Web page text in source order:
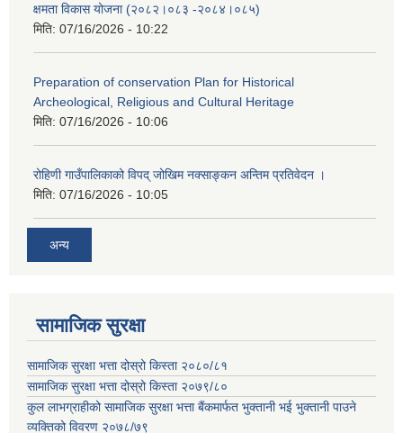
क्षमता विकास योजना (२०८२।०८३‍ -२०८४।०८५)
मिति: 07/16/2026 - 10:22
Preparation of conservation Plan for Historical
Archeological, Religious and Cultural Heritage
मिति: 07/16/2026 - 10:06
रोहिणी गाउँपालिकाको विपद् जोखिम नक्साङ्कन अन्तिम प्रतिवेदन ।
मिति: 07/16/2026 - 10:05
अन्य
सामाजिक सुरक्षा
सामाजिक सुरक्षा भत्ता दोस्रो किस्ता २०८०/८१
सामाजिक सुरक्षा भत्ता दोस्रो किस्ता २०७९/८०
कुल लाभग्राहीको सामाजिक सुरक्षा भत्ता बैंकमार्फत भुक्तानी भई भुक्तानी पाउने
व्यक्तिको विवरण २०७८/७९